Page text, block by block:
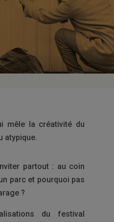
mêle la créativité du
atypique.
partout : au coin
parc et pourquoi pas
?
du festival